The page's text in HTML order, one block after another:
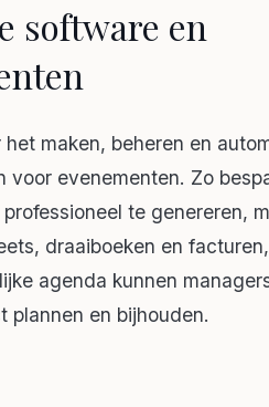
software en
maken, beheren en
evenementen. Zo
te genereren,
draaiboeken en
agenda kunnen
plannen en bijhouden.